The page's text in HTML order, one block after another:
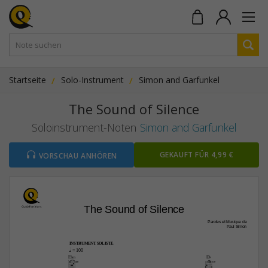
Startseite Solo-Instrument Simon and Garfunkel
The Sound of Silence
Soloinstrument-Noten Simon and Garfunkel
VORSCHAU ANHÖREN GEKAUFT FÜR 4,99 €
The Sound of Silence
Paroles et Musique de
Paul Simon
6fr
E¨‹
6fr
D¨
q = 100
INSTRUMENT SOLISTE